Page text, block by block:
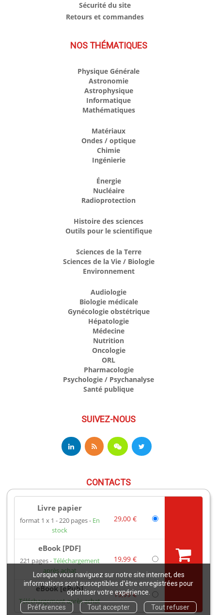
Lorsque vous naviguez sur notre site internet, des
informations sont susceptibles d'être enregistrées pour
optimiser votre expérience.
Préférences
Tout accepter Tout refuser
Livre papier
format 1 x 1 220 pages
En
stock
29,00 €
eBook [PDF]
221 pages Téléchargement
après achat
19,99 €
eBook [ePub]
Téléchargement après achat
19,99 €
Sécurité du site
Retours et commandes
NOS THÉMATIQUES
Physique Générale
Astronomie
Astrophysique
Informatique
Mathématiques
Matériaux
Ondes / optique
Chimie
Ingénierie
Énergie
Nucléaire
Radioprotection
Histoire des sciences
Outils pour le scientifique
Sciences de la Terre
Sciences de la Vie / Biologie
Environnement
Audiologie
Biologie médicale
Gynécologie obstétrique
Hépatologie
Médecine
Nutrition
Oncologie
ORL
Pharmacologie
Psychologie / Psychanalyse
Santé publique
SUIVEZ-NOUS
CONTACTS
17 av du Hoggar
91944 Les Ulis Cedex A France
Email : books@edpsciences.org
Ouvert du Lundi au Vendredi, de 9h30 à 16h30
Mentions légales
Copyright EDP 2021